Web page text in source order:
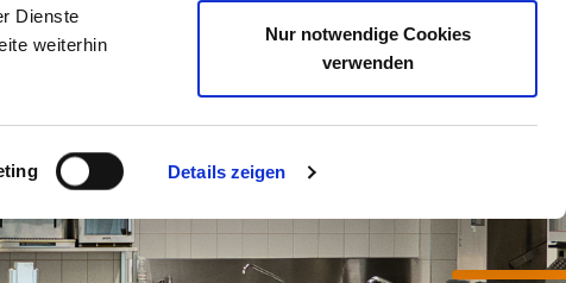
Dienste
weiterhin
Details zeigen
Nur notwendige Cookies
verwenden